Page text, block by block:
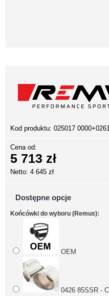
Kod produktu: 025017
Cena od:
5 713 zł
Netto: 4 645 zł
Dostępne opcje
Końcówki do wyboru (Remus):
OEM
0426 85SSR -